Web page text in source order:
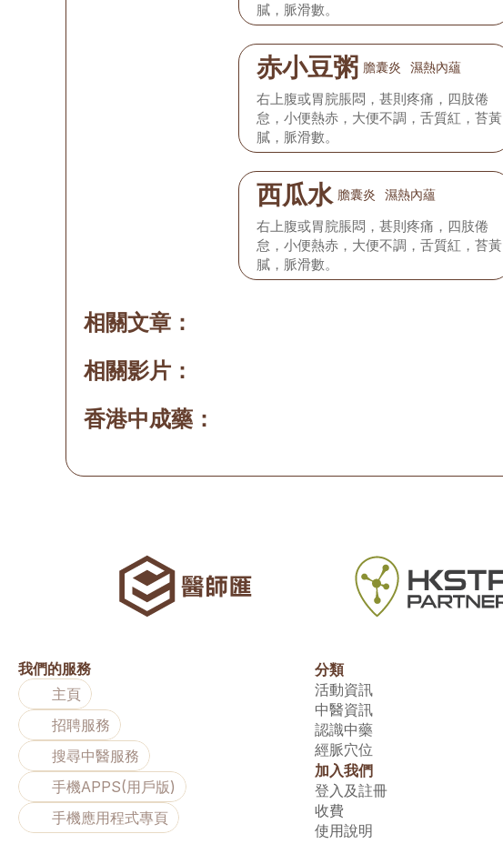
膩，脈滑數。
赤小豆粥 膽囊炎 濕熱內蘊
右上腹或胃脘脹悶，甚則疼痛，四肢倦
怠，小便熱赤，大便不調，舌質紅，苔黃
膩，脈滑數。
西瓜水 膽囊炎 濕熱內蘊
右上腹或胃脘脹悶，甚則疼痛，四肢倦
怠，小便熱赤，大便不調，舌質紅，苔黃
膩，脈滑數。
相關文章：
相關影片：
香港中成藥：
我們的服務
主頁
招聘服務
搜尋中醫服務
手機APPS(用戶版)
手機應用程式專頁
分類
活動資訊
中醫資訊
認識中藥
經脈穴位
加入我們
登入及註冊
收費
使用說明